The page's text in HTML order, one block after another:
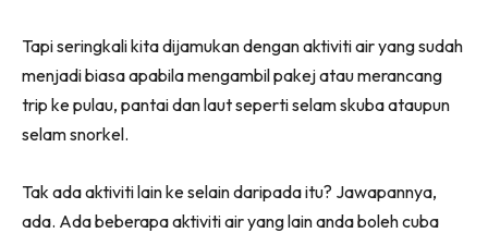
Tapi seringkali kita dijamukan dengan aktiviti air yang sudah
menjadi biasa apabila mengambil pakej atau merancang
trip ke pulau, pantai dan laut seperti selam skuba ataupun
selam snorkel.
Tak ada aktiviti lain ke selain daripada itu? Jawapannya,
ada. Ada beberapa aktiviti air yang lain anda boleh cuba